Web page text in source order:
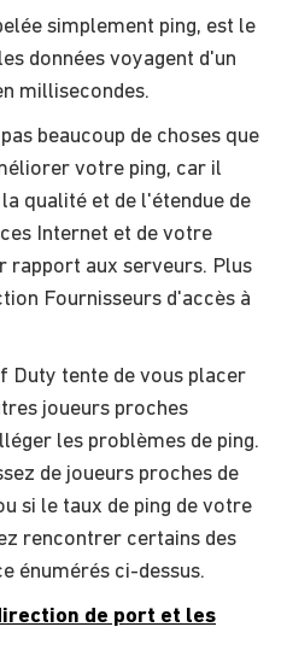
simplement ping, est le
données voyagent d'un
millisecondes.
beaucoup de choses que
votre ping, car il
qualité et de l'étendue de
Internet et de votre
rapport aux serveurs. Plus
Fournisseurs d'accès à
Duty tente de vous placer
joueurs proches
les problèmes de ping.
de joueurs proches de
si le taux de ping de votre
rencontrer certains des
énumérés ci-dessus.
de port et les